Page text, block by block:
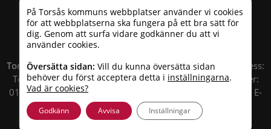
På Torsås kommuns webbplatser använder vi cookies
för att webbplatserna ska fungera på ett bra sätt för
dig. Genom att surfa vidare godkänner du att vi
använder cookies.
Översätta sidan: Vill du kunna översätta sidan
behöver du först acceptera detta i inställningarna.
Vad är cookies?
Godkänn Avvisa Inställningar
Torsås kommun| Besöksadress: Allfargatan 26 | Postadress:
Torsås kommun, Box 503, 385 25 Torsås Telefonnummer:
010 – 35 33 100 | Organisationsnummer: 212000-0696 | E-
post:info@torsas.se|Tillgänglighetsredogörelse